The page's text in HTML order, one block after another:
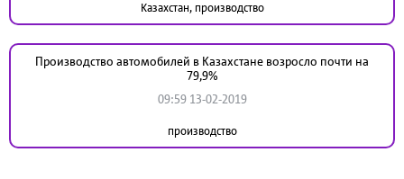
Казахстан, производство
Производство автомобилей в Казахстане возросло почти на
79,9%
09:59 13-02-2019
производство